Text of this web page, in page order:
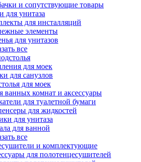
и сопутствующие товары
для унитаза
для инсталляций
элементы
для унитазов
все
для моек
для санузлов
для моек
ванных комнат и аксессуары
для туалетной бумаги
для жидкостей
для унитаза
для ванной
все
и комплектующие
для полотенцесушителей